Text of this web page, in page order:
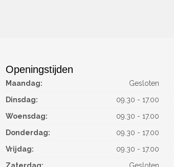
Openingstijden
Maandag:
Gesloten
Dinsdag:
09.30 - 17.00
Woensdag:
09.30 - 17.00
Donderdag:
09.30 - 17.00
Vrijdag:
09.30 - 17.00
Zaterdag:
Gesloten